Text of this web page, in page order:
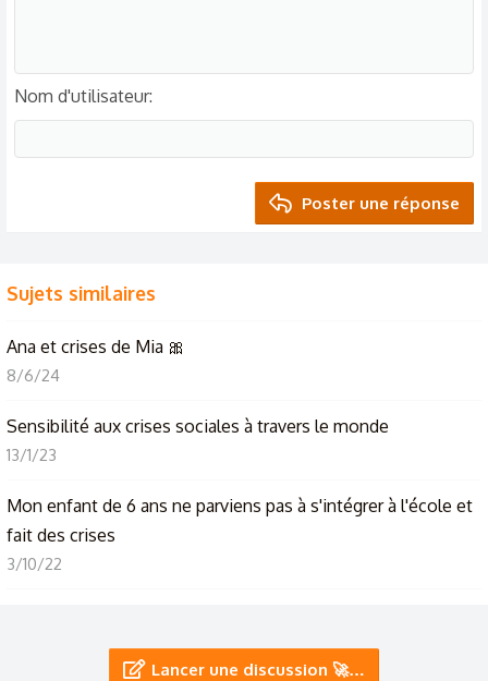
Nom d'utilisateur
Poster une réponse
Sujets similaires
Ana et crises de Mia 🎀
8/6/24
Sensibilité aux crises sociales à travers le monde
13/1/23
Mon enfant de 6 ans ne parviens pas à s'intégrer à l'école et
fait des crises
3/10/22
Lancer une discussion 🚀…